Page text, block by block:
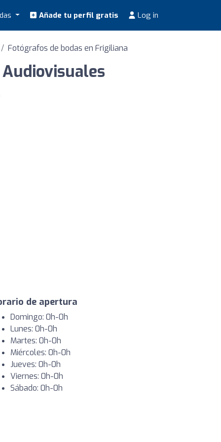
Añade tu perfil gratis Log in
Fotógrafos de bodas en Frigiliana
de apertura
Domingo: 0h-0h
Lunes: 0h-0h
Martes: 0h-0h
Miércoles: 0h-0h
Jueves: 0h-0h
Viernes: 0h-0h
Sábado: 0h-0h